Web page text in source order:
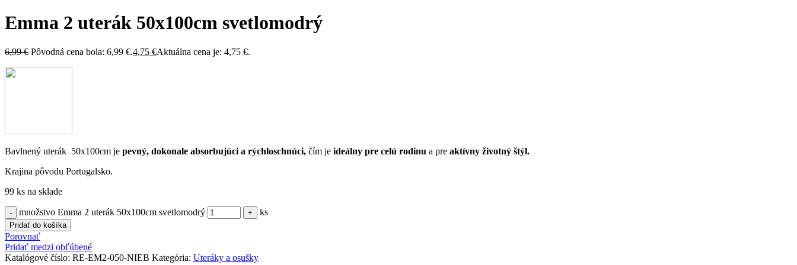
Emma 2 uterák 50x100cm svetlomodrý
6,99€ Pôvodná cena bola: 6,99 €.4,75 €Aktuálna cena je: 4,75 €.
Bavlnený uterák 50x100cm je pevný, dokonale absorbujúci a rýchloschnúci, čím je ideálny pre celú rodinu a pre aktívny životný štýl.
Krajina pôvodu Portugalsko.
99 ks na sklade
množstvo Emma 2 uterák 50x100cm svetlomodrý ks
Pridať do košíka
Porovnať
Pridať medzi obľúbené
Katalógové číslo: RE-EM2-050-NIEB Kategória: Uteráky a osušky